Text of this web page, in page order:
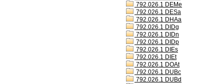
792.026.1 DEMe
792.026.1 DESa
792.026.1 DHAa
792.026.1 DIDg
792.026.1 DIDn
792.026.1 DIDp
792.026.1 DIEs
792.026.1 DIEt
792.026.1 DOAt
792.026.1 DUBc
792.026.1 DUBd